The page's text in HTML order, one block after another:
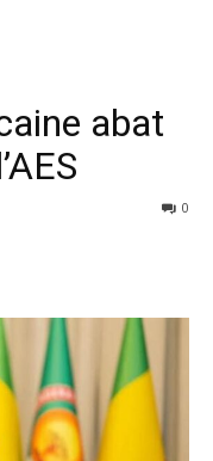
abat
0